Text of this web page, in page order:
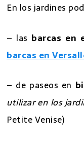
En los jardines
– las barcas en
barcas en
– de paseos en
utilizar en los
Petite Venise)